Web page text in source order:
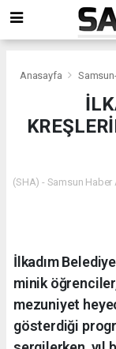
Anasayfa
(SHA) - Samsun Haber
İlkadım
minik
mezuniyet
gösterdiği